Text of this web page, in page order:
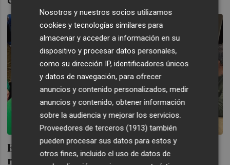
Educación y sindicatos docentes se
reunirán el 16 de abril para tratar el
Nosotros y nuestros socios utilizamos
cookies y tecnologías similares para
almacenar y acceder a información en su
dispositivo y procesar datos personales,
como su dirección IP, identificadores únicos
y datos de navegación, para ofrecer
anuncios y contenido personalizados, medir
anuncios y contenido, obtener información
sobre la audiencia y mejorar los servicios.
Proveedores de terceros (1913) también
pueden procesar sus datos para estos y
otros fines, incluido el uso de datos de